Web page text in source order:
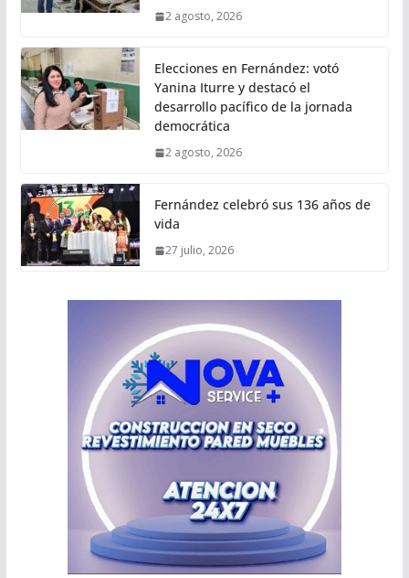
2 agosto, 2026
Elecciones en Fernández: votó
Yanina Iturre y destacó el
desarrollo pacífico de la jornada
democrática
2 agosto, 2026
Fernández celebró sus 136 años de
vida
27 julio, 2026